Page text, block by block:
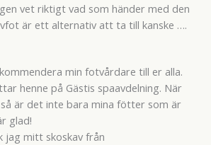
vet riktigt vad som händer med den
är ett alternativ att ta till kanske ….
min fotvårdare till er alla.
henne på Gästis spaavdelning. När
är det inte bara mina fötter som är
glad!
jag mitt skoskav från